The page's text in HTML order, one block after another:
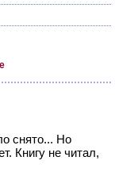
снято... Но
Книгу не читал,